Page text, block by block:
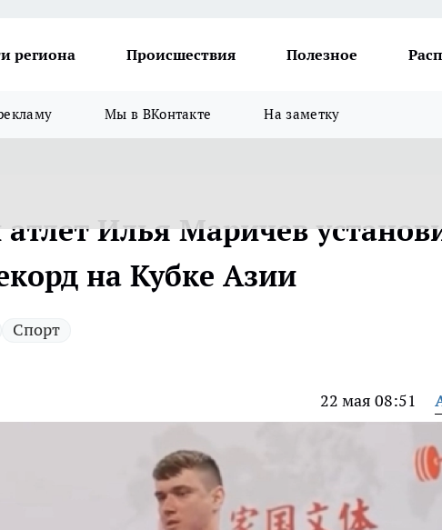
региона Происшествия Полезное
Мы в ВКонтакте На заметку
Илья Маричев
на Кубке Азии
Спорт
22 мая 08:51